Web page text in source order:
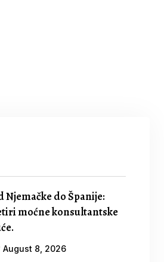
Njemačke do Španije:
moćne konsultantske
August 8, 2026